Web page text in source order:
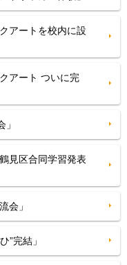
アートを校内に設
アート ついに完
見区合同学習発表
会」
”完結」